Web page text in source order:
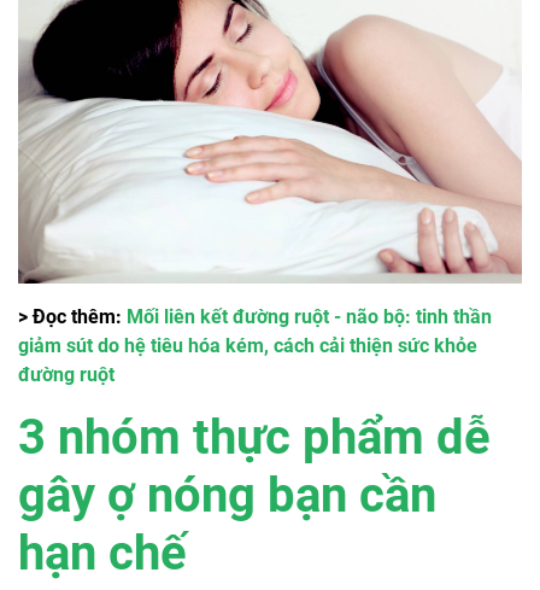
> Đọc thêm: Mối liên kết đường ruột - não bộ: tinh thần
giảm sút do hệ tiêu hóa kém, cách cải thiện sức khỏe
đường ruột
3 nhóm thực phẩm dễ
gây ợ nóng bạn cần
hạn chế